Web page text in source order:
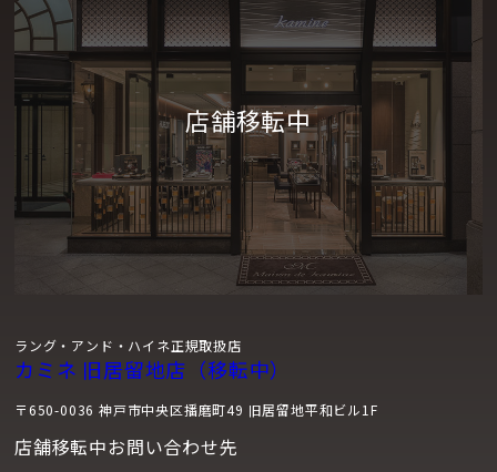
ラング・アンド・ハイネ正規取扱店
カミネ 旧居留地店（移転中）
〒650-0036 神戸市中央区播磨町49 旧居留地平和ビル1F
店舗移転中お問い合わせ先